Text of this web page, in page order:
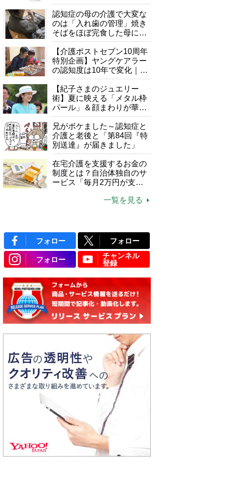
意
認知症の母の介護で大変な
のは「入れ歯の管理」焼き
そばをほぼ完食した母に息
子が血の気が引いた理由
【介護ポストセブン10周年
特別企画】ヤングケアラー
の認知度は10年で変化｜流
行語大賞にノミネート、法
律にも明記されたが果たし
て現在は？
【紀子さまのジュエリー
術】夏に映える「メタル枠
パール」＆顔まわりが華や
ぐ「揺れる一粒」の使い分
け方
兄がボケました～認知症と
介護と老後と「第84回『特
別送達』が届きました」
在宅介護を支援するお金の
制度とは？自治体独自のサ
ービス「毎月2万円が支給
一覧を見る
フォロー フォロー
フォロー
チャンネル
登録